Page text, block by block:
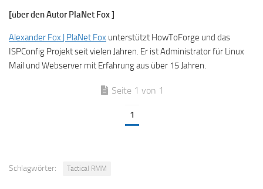
[über den Autor PlaNet Fox ]
Alexander Fox | PlaNet Fox unterstützt HowToForge und das
ISPConfig Projekt seit vielen Jahren. Er ist Administrator für Linux
Mail und Webserver mit Erfahrung aus über 15 Jahren.
Seite 1 von 1
1
Schlagwörter: Tactical RMM